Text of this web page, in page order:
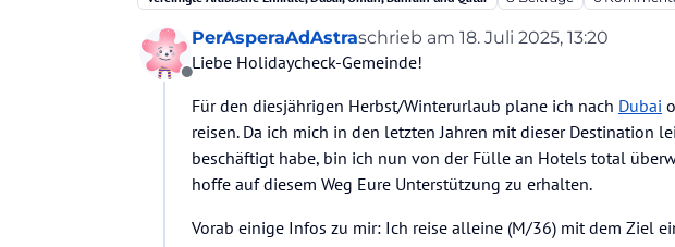
Offline
PerAsperaAdAstraschrieb am 18. Juli 2025, 13:20
zuletzt editiert von
Liebe Holidaycheck-Gemeinde!
Für den diesjährigen Herbst/Winterurlaub plane ich nach Dubai
reisen. Da ich mich in den letzten Jahren mit dieser Destination
beschäftigt habe, bin ich nun von der Fülle an Hotels total
hoffe auf diesem Weg Eure Unterstützung zu erhalten.
Vorab einige Infos zu mir: Ich reise alleine (M/36) mit dem Ziel